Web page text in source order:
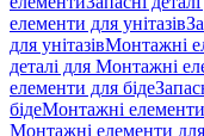
елементи для унітазів
для унітазівМонтажні
деталі для Монтажні
елементи для біде
бідеМонтажні елементи
Монтажні елементи для